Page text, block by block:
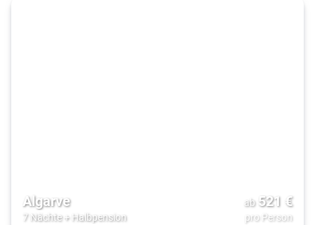
Algarve
7 Nächte+ Halbpension
ab 521 €
pro Person